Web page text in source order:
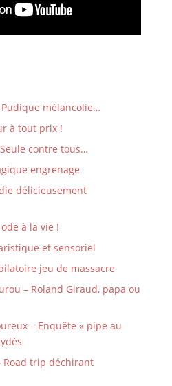
mélancolie…
à tout prix !
contre tous…
engrenage
délicieusement
à la vie !
et sensoriel
jeu de massacre
– Roland Giraud, papa ou
– Enquête « pipe au
Road trip déchirant